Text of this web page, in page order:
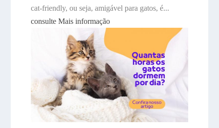
cat-friendly, ou seja, amigável para gatos, é...
consulte Mais informação